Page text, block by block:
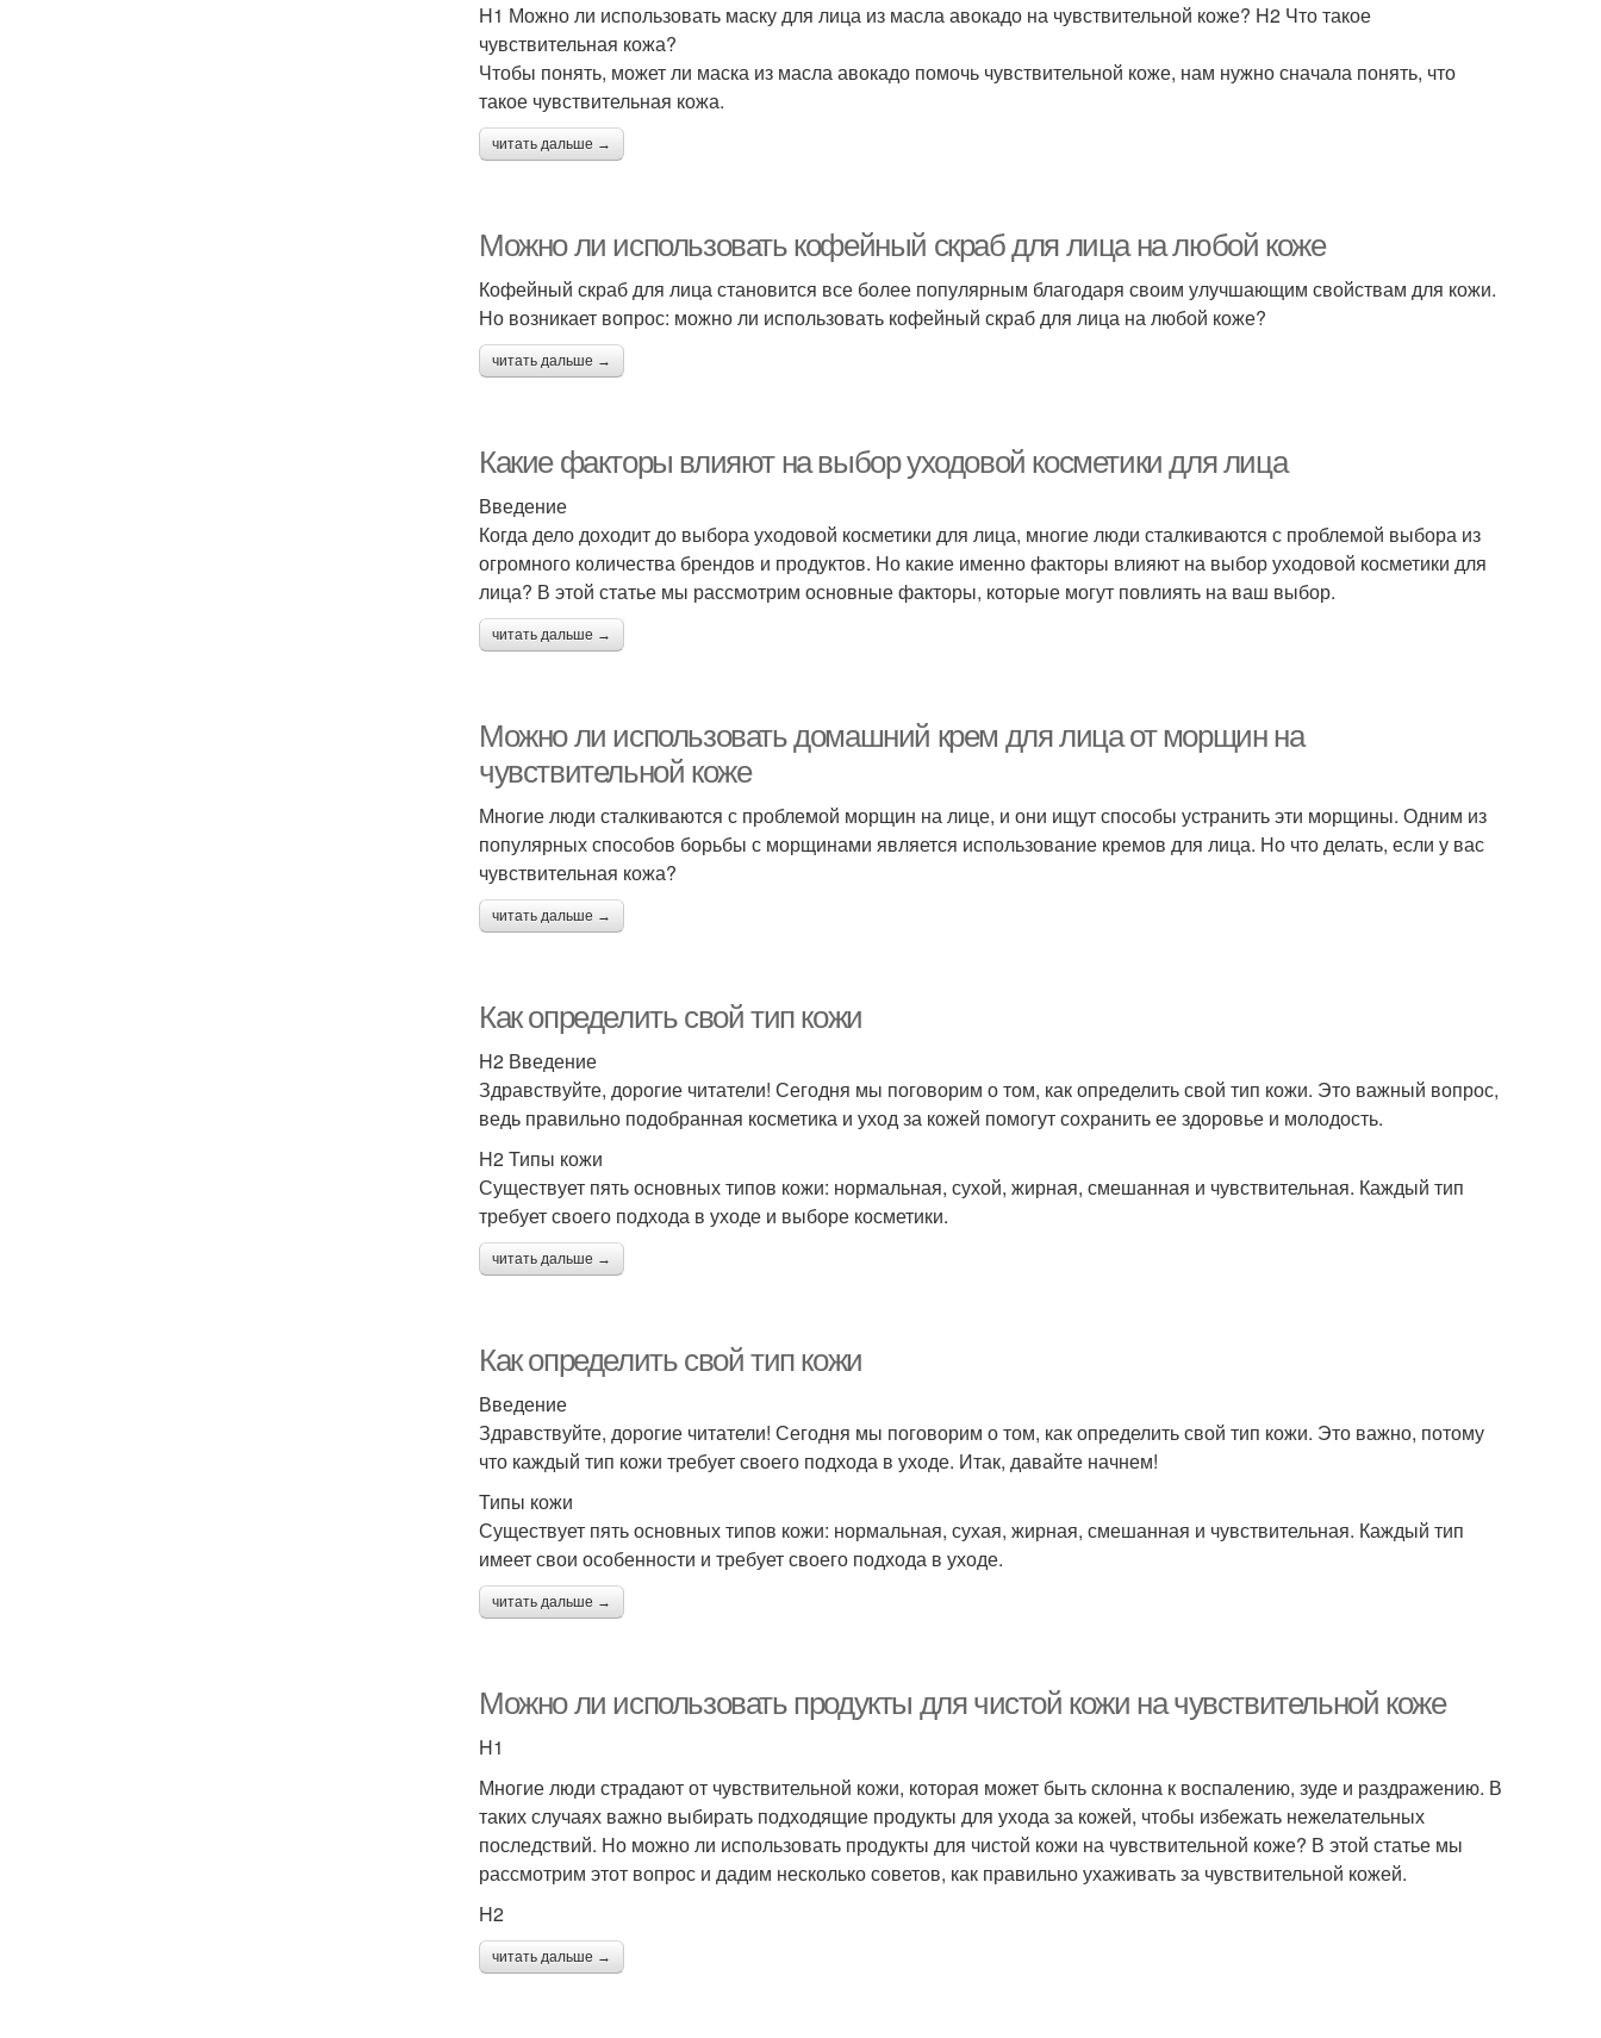
H1 Можно ли использовать маску для лица из масла авокадо на чувствительной коже? H2 Что такое
чувствительная кожа?
Чтобы понять, может ли маска из масла авокадо помочь чувствительной коже, нам нужно сначала понять, что
такое чувствительная кожа.
читать дальше →
Можно ли использовать кофейный скраб для лица на любой коже
Кофейный скраб для лица становится все более популярным благодаря своим улучшающим свойствам для кожи.
Но возникает вопрос: можно ли использовать кофейный скраб для лица на любой коже?
читать дальше →
Какие факторы влияют на выбор уходовой косметики для лица
Введение
Когда дело доходит до выбора уходовой косметики для лица, многие люди сталкиваются с проблемой выбора из
огромного количества брендов и продуктов. Но какие именно факторы влияют на выбор уходовой косметики для
лица? В этой статье мы рассмотрим основные факторы, которые могут повлиять на ваш выбор.
читать дальше →
Можно ли использовать домашний крем для лица от морщин на
чувствительной коже
Многие люди сталкиваются с проблемой морщин на лице, и они ищут способы устранить эти морщины. Одним из
популярных способов борьбы с морщинами является использование кремов для лица. Но что делать, если у вас
чувствительная кожа?
читать дальше →
Как определить свой тип кожи
H2 Введение
Здравствуйте, дорогие читатели! Сегодня мы поговорим о том, как определить свой тип кожи. Это важный вопрос,
ведь правильно подобранная косметика и уход за кожей помогут сохранить ее здоровье и молодость.
H2 Типы кожи
Существует пять основных типов кожи: нормальная, сухой, жирная, смешанная и чувствительная. Каждый тип
требует своего подхода в уходе и выборе косметики.
читать дальше →
Как определить свой тип кожи
Введение
Здравствуйте, дорогие читатели! Сегодня мы поговорим о том, как определить свой тип кожи. Это важно, потому
что каждый тип кожи требует своего подхода в уходе. Итак, давайте начнем!
Типы кожи
Существует пять основных типов кожи: нормальная, сухая, жирная, смешанная и чувствительная. Каждый тип
имеет свои особенности и требует своего подхода в уходе.
читать дальше →
Можно ли использовать продукты для чистой кожи на чувствительной коже
H1
Многие люди страдают от чувствительной кожи, которая может быть склонна к воспалению, зуде и раздражению. В
таких случаях важно выбирать подходящие продукты для ухода за кожей, чтобы избежать нежелательных
последствий. Но можно ли использовать продукты для чистой кожи на чувствительной коже? В этой статье мы
рассмотрим этот вопрос и дадим несколько советов, как правильно ухаживать за чувствительной кожей.
H2
читать дальше →